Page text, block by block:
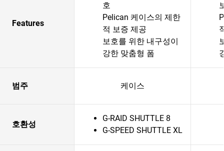
Features
호
Pelican 케이스의 제한
적 보증 제공
보호를 위한 내구성이
강한 맞춤형 폼
범주 케이스
호환성
G-RAID SHUTTLE 8
G-SPEED SHUTTLE XL